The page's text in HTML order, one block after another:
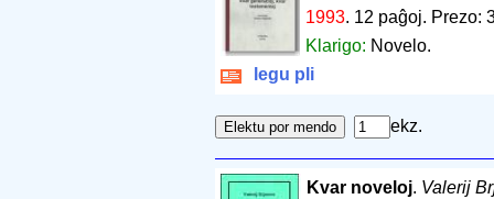
1993. 12 paĝoj. Prezo:
Klarigo: Novelo.
legu pli
ekz.
Kvar noveloj. Valerij